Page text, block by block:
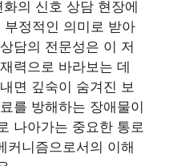
의 신호 상담 현장에
부정적인 의미로 받아
담의 전문성은 이 저
력으로 바라보는 데
면 깊숙이 숨겨진 보
를 방해하는 장애물이
나아가는 중요한 통로
커니즘으로서의 이해